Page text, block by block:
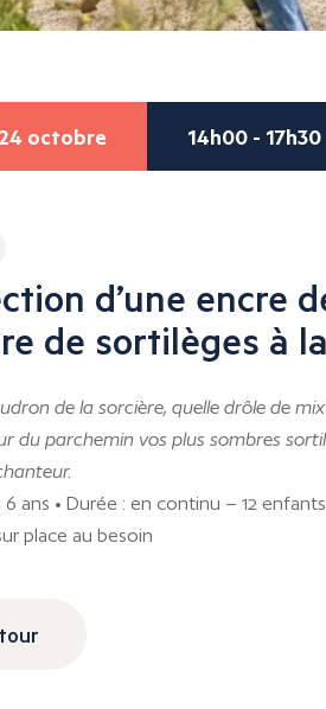
octobre 14h00 - 17h30
d’une encre
de sortilèges à
de la sorcière, quelle drôle de
du parchemin vos plus sombres
ans • Durée : en continu – 12
place au besoin